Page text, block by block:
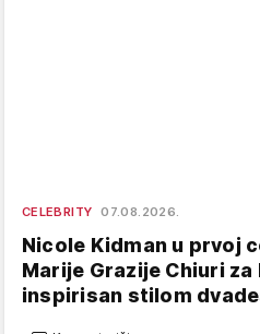
CELEBRITY 07.08.2026.
Nicole Kidman u prvoj
Marije Grazije Chiuri
inspirisan stilom